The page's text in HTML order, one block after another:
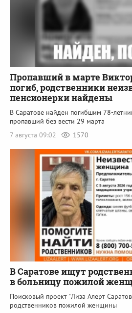
Пропавший в марте
погиб, родственники
пенсионерки найдены
В Саратове найден погибшим 78-
пропавший без вести 29 марта
7 августа 09:02
1570
В Саратове ищут
в больницу пожилой
Поисковый проект "Лиза Алерт
родственников пожилой женщины